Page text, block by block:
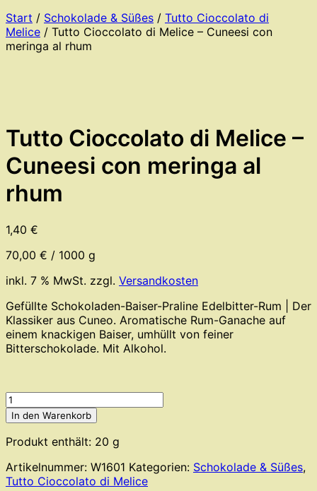
Start / Schokolade & Süßes / Tutto Cioccolato di
Melice / Tutto Cioccolato di Melice – Cuneesi con
meringa al rhum
Tutto Cioccolato di Melice –
Cuneesi con meringa al
rhum
1,40 €
70,00 € / 1000 g
inkl. 7 % MwSt. zzgl. Versandkosten
Gefüllte Schokoladen-Baiser-Praline Edelbitter-Rum | Der
Klassiker aus Cuneo. Aromatische Rum-Ganache auf
einem knackigen Baiser, umhüllt von feiner
Bitterschokolade. Mit Alkohol.
Tutto
Cioccolato
di
Melice
Cuneesi
con
In den Warenkorb
Produkt enthält: 20 g
Artikelnummer: W1601 Kategorien: Schokolade & Süßes,
Tutto Cioccolato di Melice